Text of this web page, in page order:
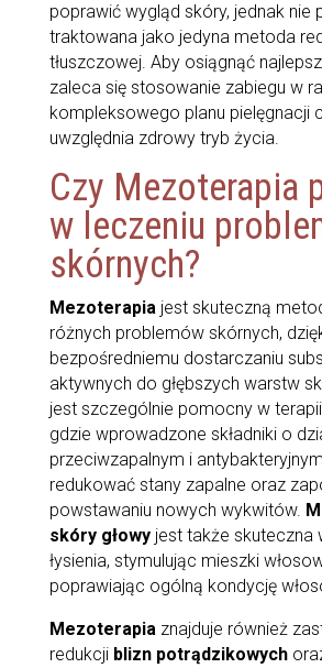
poprawić wygląd skóry, jednak nie
traktowana jako jedyna metoda
tłuszczowej. Aby osiągnąć
zaleca się stosowanie zabiegu w
kompleksowego planu pielęgnacji
uwzględnia zdrowy tryb życia.
Czy Mezoterapia
w leczeniu
skórnych?
Mezoterapiajest skuteczną
różnych problemów skórnych,
bezpośredniemu dostarczaniu
aktywnych do głębszych warstw
jest szczególnie pomocny w terapii
gdzie wprowadzone składniki o
przeciwzapalnym i
redukować stany zapalne oraz
powstawaniu nowych wykwitów.
skóry głowyjest także skuteczna
łysienia, stymulując mieszki
poprawiając ogólną kondycję
Mezoterapiaznajduje również
redukcji blizn potrądzikowych